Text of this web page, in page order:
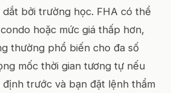
bởi trường học. FHA có thể
hoặc mức giá thấp hơn,
thường phổ biến cho đa số
mốc thời gian tương tự nếu
trước và bạn đặt lệnh thẩm